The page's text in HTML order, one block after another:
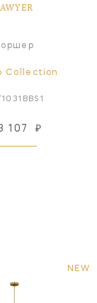
Collection
107 ₽
NEW